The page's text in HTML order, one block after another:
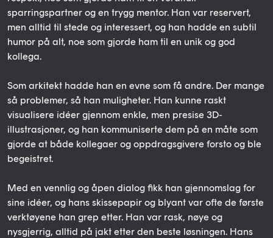
sparringspartner og en trygg mentor. Han var reservert,
men alltid til stede og interessert, og han hadde en subtil
humor på alt, noe som gjorde ham til en unik og god
kollega.
Som arkitekt hadde han en evne som få andre. Der mange
så problemer, så han muligheter. Han kunne raskt
visualisere idéer gjennom enkle, men presise 3D-
illustrasjoner, og han kommuniserte dem på en måte som
gjorde at både kollegaer og oppdragsgivere forsto og ble
begeistret.
Med en vennlig og åpen dialog fikk han gjennomslag for
sine idéer, og hans skissepapir og blyant var ofte de første
verktøyene han grep etter. Han var rask, nøye og
nysgjerrig, alltid på jakt etter den beste løsningen. Hans